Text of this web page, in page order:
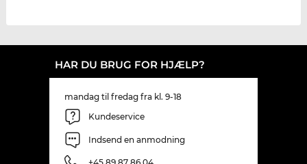
HAR DU BRUG FOR HJÆLP?
mandag til fredag fra kl. 9-18
Kundeservice
Indsend en anmodning